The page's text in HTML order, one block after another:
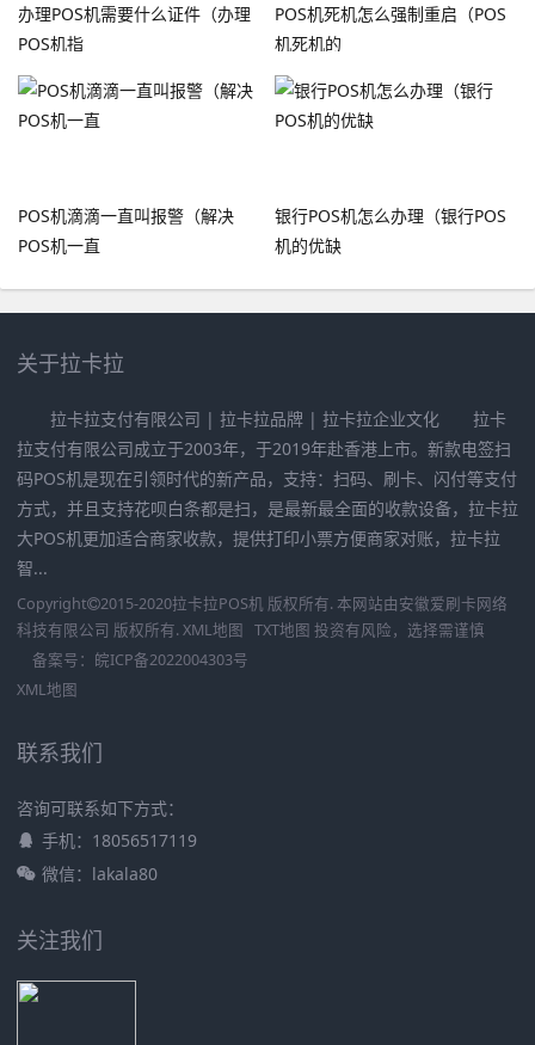
办理POS机需要什么证件（办理
POS机指
POS机死机怎么强制重启（POS
机死机的
POS机滴滴一直叫报警（解决
POS机一直
银行POS机怎么办理（银行POS
机的优缺
关于拉卡拉
拉卡拉支付有限公司 | 拉卡拉品牌 | 拉卡拉企业文化 拉卡
拉支付有限公司成立于2003年，于2019年赴香港上市。新款电签扫
码POS机是现在引领时代的新产品，支持：扫码、刷卡、闪付等支付
方式，并且支持花呗白条都是扫，是最新最全面的收款设备，拉卡拉
大POS机更加适合商家收款，提供打印小票方便商家对账，拉卡拉
智...
Copyright 2015-2020拉卡拉POS机 版权所有. 本网站由安徽爱刷卡网络
科技有限公司 版权所有. XML地图 TXT地图 投资有风险，选择需谨慎
备案号： 皖ICP备2022004303号
XML地图
联系我们
咨询可联系如下方式：
手机：18056517119
微信：lakala80
关注我们